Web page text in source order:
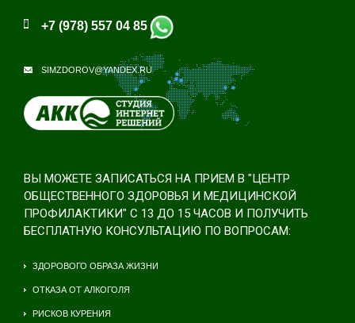
+7 (978) 557 04 85
SIMZDOROV@YANDEX.RU
ВЫ МОЖЕТЕ ЗАПИСАТЬСЯ НА ПРИЕМ В "ЦЕНТР
ОБЩЕСТВЕННОГО ЗДОРОВЬЯ И МЕДИЦИНСКОЙ
ПРОФИЛАКТИКИ" С 13 ДО 15 ЧАСОВ И ПОЛУЧИТЬ
БЕСПЛАТНУЮ КОНСУЛЬТАЦИЮ ПО ВОПРОСАМ:
ЗДОРОВОГО ОБРАЗА ЖИЗНИ
ОТКАЗА ОТ АЛКОГОЛЯ
РИСКОВ КУРЕНИЯ